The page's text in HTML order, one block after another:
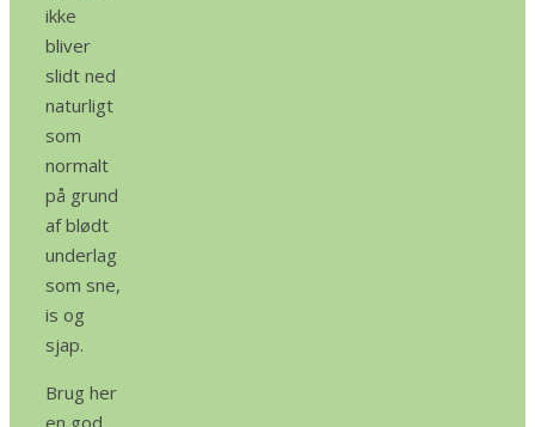
ikke
bliver
slidt ned
naturligt
som
normalt
på grund
af blødt
underlag
som sne,
is og
sjap.
Brug her